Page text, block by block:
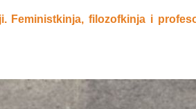
Feministkinja, filozofkinja i